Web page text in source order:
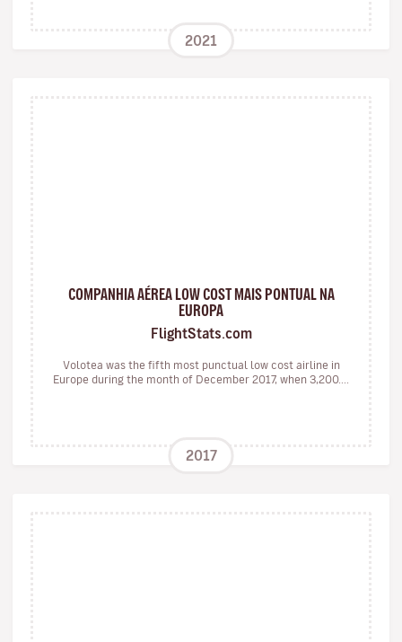
2021
COMPANHIA AÉREA LOW COST MAIS PONTUAL NA
EUROPA
FlightStats.com
Volotea was the fifth most punctual low cost airline in
Europe during the month of December 2017, when 3,200....
2017